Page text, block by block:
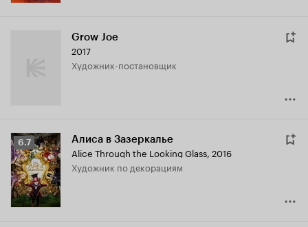
Grow Joe
2017
Художник-постановщик
Рейтинг
Кинопоиска
6.7
6.7 Алиса в Зазеркалье
Alice Through the Looking Glass, 2016
Художник по декорациям